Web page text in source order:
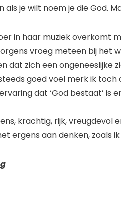
als je wilt noem je die God.
in haar muziek overkomt
vroeg meteen bij het
dat zich een ongeneeslijke
goed voel merk ik
dat ‘God bestaat’ is
krachtig, rijk, vreugdevol
ergens aan denken, zoals